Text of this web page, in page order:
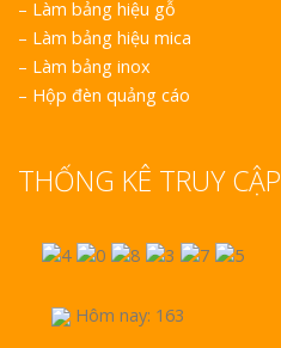
– Làm bảng hiệu gỗ
– Làm bảng hiệu mica
– Làm bảng inox
– Hộp đèn quảng cáo
THỐNG KÊ TRUY CẬP
Hôm nay: 163